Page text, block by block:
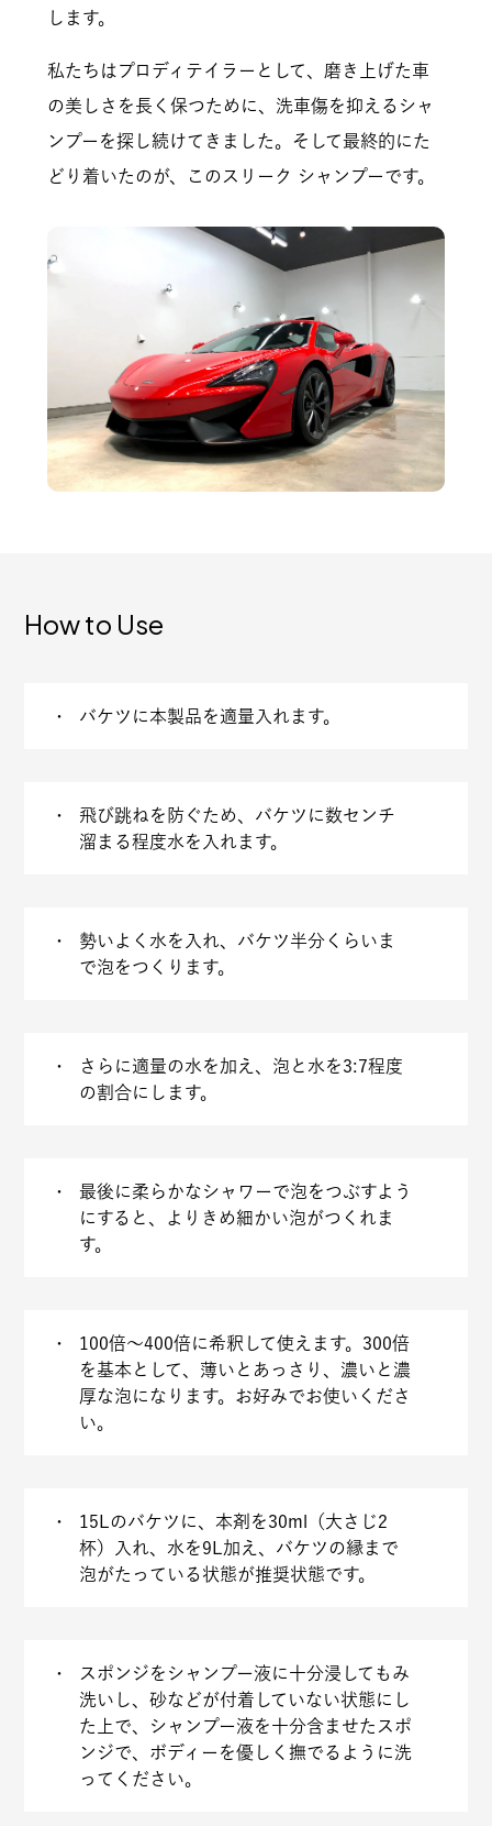
します。
私たちはプロディテイラーとして、磨き上げた車
の美しさを長く保つために、洗車傷を抑えるシャ
ンプーを探し続けてきました。そして最終的にた
どり着いたのが、このスリーク シャンプーです。
How to Use
バケツに本製品を適量入れます。
飛び跳ねを防ぐため、バケツに数センチ
溜まる程度水を入れます。
勢いよく水を入れ、バケツ半分くらいま
で泡をつくります。
さらに適量の水を加え、泡と水を3:7程度
の割合にします。
最後に柔らかなシャワーで泡をつぶすよう
にすると、よりきめ細かい泡がつくれま
す。
100倍～400倍に希釈して使えます。300倍
を基本として、薄いとあっさり、濃いと濃
厚な泡になります。お好みでお使いくださ
い。
15Lのバケツに、本剤を30ml（大さじ2
杯）入れ、水を9L加え、バケツの縁まで
泡がたっている状態が推奨状態です。
スポンジをシャンプー液に十分浸してもみ
洗いし、砂などが付着していない状態にし
た上で、シャンプー液を十分含ませたスポ
ンジで、ボディーを優しく撫でるように洗
ってください。